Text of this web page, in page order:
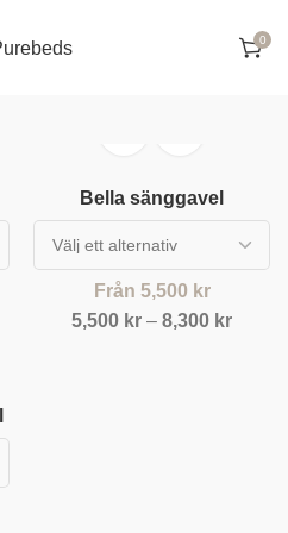
0
Bella sänggavel
Från 5,500 kr
5,500 kr – 8,300 kr